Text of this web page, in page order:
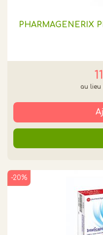
PHARMAGENERIX
-20%